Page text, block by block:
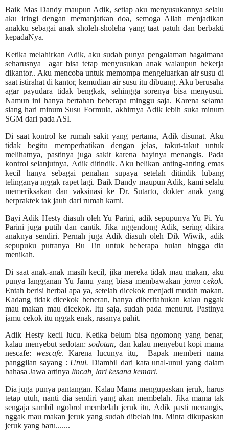
Baik Mas Dandy maupun Adik, setiap aku menyusukannya selalu
aku iringi dengan memanjatkan doa, semoga Allah menjadikan
anakku sebagai anak sholeh-sholeha yang taat patuh dan berbakti
kepadaNya.
Ketika melahirkan Adik, aku sudah punya pengalaman bagaimana
seharusnya agar bisa tetap menyusukan anak walaupun bekerja
dikantor.. Aku mencoba untuk memompa mengeluarkan air susu di
saat istirahat di kantor, kemudian air susu itu dibuang. Aku berusaha
agar payudara tidak bengkak, sehingga sorenya bisa menyusui.
Namun ini hanya bertahan beberapa minggu saja. Karena selama
siang hari minum Susu Formula, akhirnya Adik lebih suka minum
SGM dari pada ASI.
Di saat kontrol ke rumah sakit yang pertama, Adik disunat. Aku
tidak begitu memperhatikan dengan jelas, takut-takut untuk
melihatnya, pastinya juga sakit karena bayinya menangis. Pada
kontrol selanjutnya, Adik ditindik. Aku belikan anting-anting emas
kecil hanya sebagai penahan supaya setelah ditindik lubang
telinganya nggak rapet lagi. Baik Dandy maupun Adik, kami selalu
memeriksakan dan vaksinasi ke Dr. Sutarto, dokter anak yang
berpraktek tak jauh dari rumah kami.
Bayi Adik Hesty diasuh oleh Yu Parini, adik sepupunya Yu Pi. Yu
Parini juga putih dan cantik. Jika nggendong Adik, sering dikira
anaknya sendiri. Pernah juga Adik diasuh oleh Dik Wiwik, adik
sepupuku putranya Bu Tin untuk beberapa bulan hingga dia
menikah.
Di saat anak-anak masih kecil, jika mereka tidak mau makan, aku
punya langganan Yu Jamu yang biasa membawakan jamu cekok.
Entah berisi herbal apa ya, setelah dicekok menjadi mudah makan.
Kadang tidak dicekok beneran, hanya diberitahukan kalau nggak
mau makan mau dicekok. Itu saja, sudah pada menurut. Pastinya
jamu cekok itu nggak enak, rasanya pahit.
Adik Hesty kecil lucu. Ketika belum bisa ngomong yang benar,
kalau menyebut sedotan:sodotan, dan kalau menyebut kopi mama
nescafe: wescafe. Karena lucunya itu, Bapak memberi nama
panggilan sayang : Unul.Diambil dari kata unal-unul yang dalam
bahasa Jawa artinya lincah, lari kesana kemari.
Dia juga punya pantangan. Kalau Mama mengupaskan jeruk, harus
tetap utuh, nanti dia sendiri yang akan membelah. Jika mama tak
sengaja sambil ngobrol membelah jeruk itu, Adik pasti menangis,
nggak mau makan jeruk yang sudah dibelah itu. Minta dikupaskan
jeruk yang baru.......